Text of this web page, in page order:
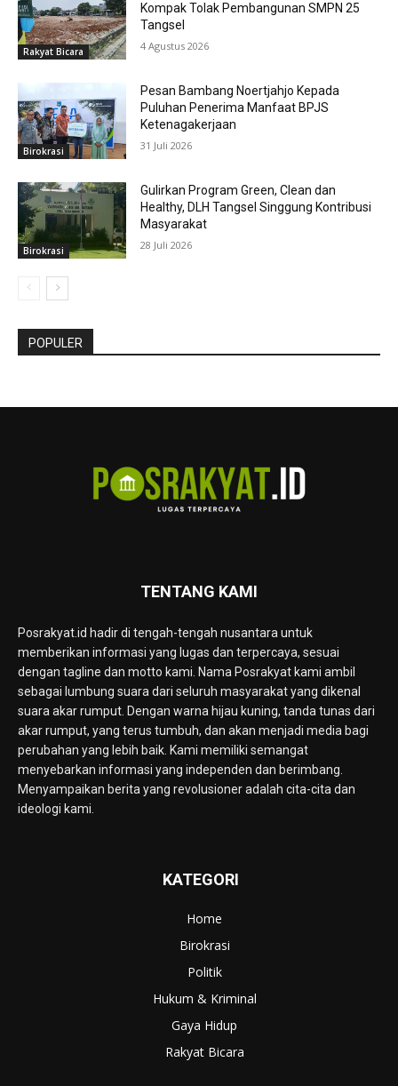
Rakyat Bicara
Kompak Tolak Pembangunan SMPN 25
Tangsel
4 Agustus 2026
Birokrasi
Pesan Bambang Noertjahjo Kepada
Puluhan Penerima Manfaat BPJS
Ketenagakerjaan
31 Juli 2026
Birokrasi
Gulirkan Program Green, Clean dan
Healthy, DLH Tangsel Singgung Kontribusi
Masyarakat
28 Juli 2026
POPULER
TENTANG KAMI
Posrakyat.id hadir di tengah-tengah nusantara untuk
memberikan informasi yang lugas dan terpercaya, sesuai
dengan tagline dan motto kami. Nama Posrakyat kami ambil
sebagai lumbung suara dari seluruh masyarakat yang dikenal
suara akar rumput. Dengan warna hijau kuning, tanda tunas dari
akar rumput, yang terus tumbuh, dan akan menjadi media bagi
perubahan yang lebih baik. Kami memiliki semangat
menyebarkan informasi yang independen dan berimbang.
Menyampaikan berita yang revolusioner adalah cita-cita dan
ideologi kami.
KATEGORI
Home
Birokrasi
Politik
Hukum & Kriminal
Gaya Hidup
Rakyat Bicara